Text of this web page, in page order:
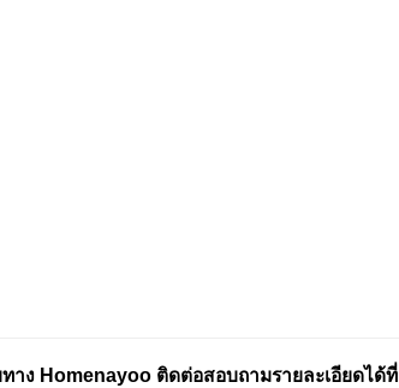
าง Homenayoo ติดต่อสอบถามรายละเอียดได้ที่